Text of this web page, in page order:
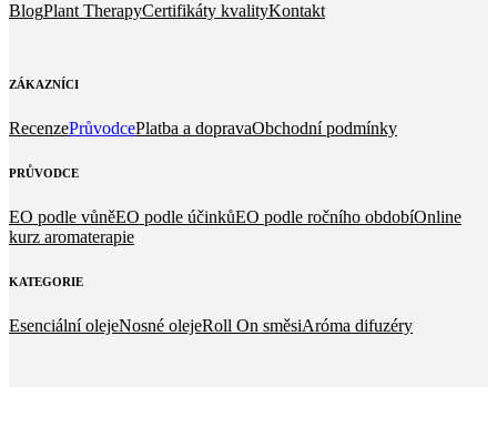
BlogPlant TherapyCertifikáty kvalityKontakt
ZÁKAZNÍCI
RecenzePrůvodcePlatba a dopravaObchodní podmínky
PRŮVODCE
EO podle vůněEO podle účinkůEO podle ročního obdobíOnline
kurz aromaterapie
KATEGORIE
Esenciální olejeNosné olejeRoll On směsiAróma difuzéry